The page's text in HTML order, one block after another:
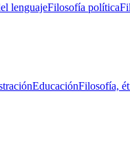
lenguajeFilosofía política
EducaciónFilosofía,